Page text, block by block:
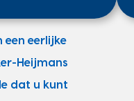
een eerlijke
Heijmans
dat u kunt